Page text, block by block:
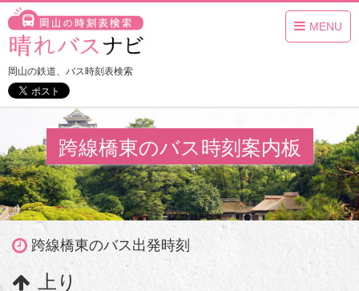
MENU
岡山の鉄道、バス時刻表検索
跨線橋東のバス時刻案内板
跨線橋東のバス出発時刻
上り